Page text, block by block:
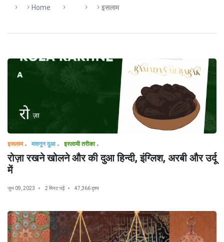
Home इसलाम
इसलाम मसनून दुआ इस्लामी तरीका
रोज़ा रखने खोलने और की दुआ हिन्दी, इंग्लिश, अरबी और उर्दू
में
जून 09, 2023 2 मिनट पढ़ें 47,366 दृश्य